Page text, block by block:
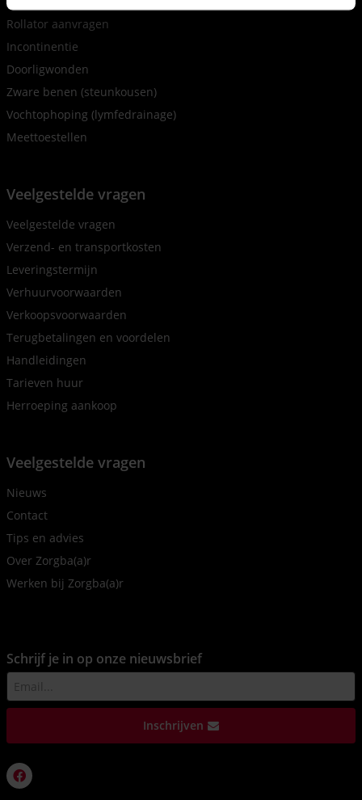
Rollator aanvragen
Incontinentie
Doorligwonden
Zware benen (steunkousen)
Vochtophoping (lymfedrainage)
Meettoestellen
Veelgestelde vragen
Veelgestelde vragen
Verzend- en transportkosten
Leveringstermijn
Verhuurvoorwaarden
Verkoopsvoorwaarden
Terugbetalingen en voordelen
Handleidingen
Tarieven huur
Herroeping aankoop
Veelgestelde vragen
Nieuws
Contact
Tips en advies
Over Zorgba(a)r
Werken bij Zorgba(a)r
Schrijf je in op onze nieuwsbrief
Inschrijven